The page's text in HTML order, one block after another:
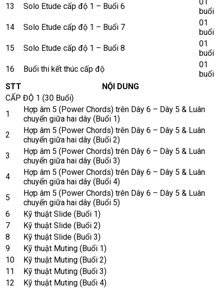
13
Solo Etude cấp độ 1 – Buổi 6
buổi
14
Solo Etude cấp độ 1 – Buổi 7
01
buổi
15
Solo Etude cấp độ 1 – Buổi 8
01
buổi
16
Buổi thi kết thúc cấp độ
01
buổi
STT
NỘI DUNG
CẤP ĐỘ 1 (30 Buổi)
1
Hợp âm 5 (Power Chords) trên Dây 6 – Dây 5 & Luân
chuyển giữa hai dây (Buổi 1)
2
Hợp âm 5 (Power Chords) trên Dây 6 – Dây 5 & Luân
chuyển giữa hai dây (Buổi 2)
3
Hợp âm 5 (Power Chords) trên Dây 6 – Dây 5 & Luân
chuyển giữa hai dây (Buổi 3)
4
Hợp âm 5 (Power Chords) trên Dây 6 – Dây 5 & Luân
chuyển giữa hai dây (Buổi 4)
5
Hợp âm 5 (Power Chords) trên Dây 6 – Dây 5 & Luân
chuyển giữa hai dây (Buổi 5)
6
Kỹ thuật Slide (Buổi 1)
7
Kỹ thuật Slide (Buổi 2)
8
Kỹ thuật Slide (Buổi 3)
9
Kỹ thuật Muting (Buổi 1)
10
Kỹ thuật Muting (Buổi 2)
11
Kỹ thuật Muting (Buổi 3)
12
Kỹ thuật Muting (Buổi 4)